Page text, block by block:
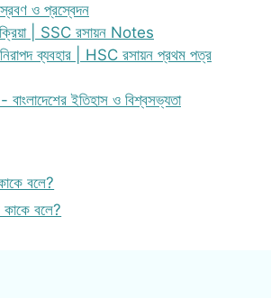
ও প্রস্বেদন
| SSC রসায়ন Notes
নিরাপদ ব্যবহার | HSC রসায়ন প্রথম পত্র
বাংলাদেশের ইতিহাস ও বিশ্বসভ্যতা
কাকে বলে?
কাকে বলে?